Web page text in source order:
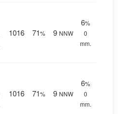
1016 71% 9 NNW
6%
0
mm.
1016 71% 9 NNW
6%
0
mm.